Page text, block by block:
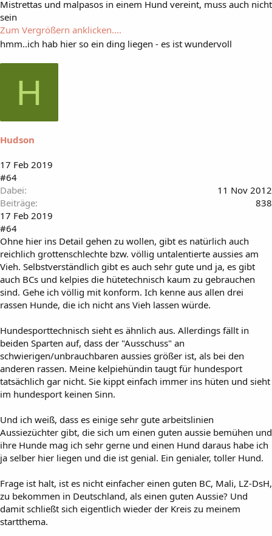
Mistrettas und malpasos in einem Hund vereint, muss auch nicht
sein
Zum Vergrößern anklicken....
hmm..ich hab hier so ein ding liegen - es ist wundervoll
H
Hudson
17 Feb 2019
#64
Dabei
11 Nov 2012
Beiträge
838
17 Feb 2019
#64
Ohne hier ins Detail gehen zu wollen, gibt es natürlich auch
reichlich grottenschlechte bzw. völlig untalentierte aussies am
Vieh. Selbstverständlich gibt es auch sehr gute und ja, es gibt
auch BCs und kelpies die hütetechnisch kaum zu gebrauchen
sind. Gehe ich völlig mit konform. Ich kenne aus allen drei
rassen Hunde, die ich nicht ans Vieh lassen würde.
Hundesporttechnisch sieht es ähnlich aus. Allerdings fällt in
beiden Sparten auf, dass der "Ausschuss" an
schwierigen/unbrauchbaren aussies größer ist, als bei den
anderen rassen. Meine kelpiehündin taugt für hundesport
tatsächlich gar nicht. Sie kippt einfach immer ins hüten und sieht
im hundesport keinen Sinn.
Und ich weiß, dass es einige sehr gute arbeitslinien
Aussiezüchter gibt, die sich um einen guten aussie bemühen und
ihre Hunde mag ich sehr gerne und einen Hund daraus habe ich
ja selber hier liegen und die ist genial. Ein genialer, toller Hund.
Frage ist halt, ist es nicht einfacher einen guten BC, Mali, LZ-DsH,
zu bekommen in Deutschland, als einen guten Aussie? Und
damit schließt sich eigentlich wieder der Kreis zu meinem
startthema.